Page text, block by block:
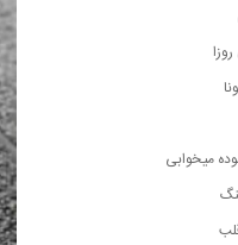
میخوابی